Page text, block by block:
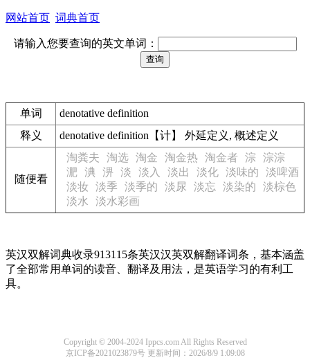
网站首页 词典首页
请输入您要查询的英文单词：
单词
denotative definition
释义
denotative definition【计】 外延定义, 概述定义
随便看
淘粪夫 淘选 淘金 淘金热 淘金者 淙
淙淙
淝
淟 淠 淡 淡入 淡出 淡化 淡味的
淡啤酒
淡妆
淡季 淡季的 淡尿 淡忘 淡染的
淡棕色
淡水
淡水彩画
英汉双解词典收录913115条英汉汉英双解翻译词条，基本涵盖
了全部常用单词的读音、翻译及用法，是英语学习的有利工
具。
Copyright © 2004-2024 Ippcs.com All Rights Reserved
京ICP备2021023879号 更新时间：2026/8/9 1:09:08